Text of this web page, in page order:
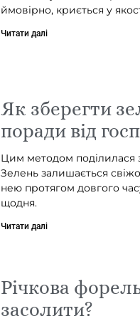
ймовірно, криється у
Читати далі
Як зберегти
поради від
Цим методом поділилася
Зелень залишається
нею протягом довгого
щодня.
Читати далі
Річкова
засолити?